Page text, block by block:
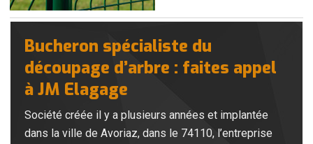
Bucheron spécialiste du
découpage d’arbre : faites appel
à JM Elagage
Société créée il y a plusieurs années et implantée
dans la ville de Avoriaz, dans le 74110, l’entreprise